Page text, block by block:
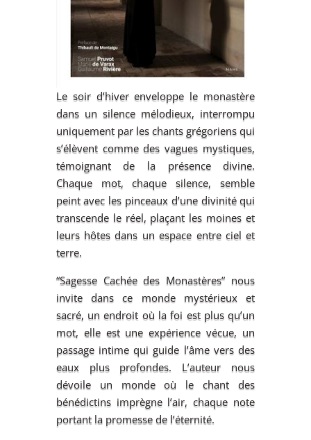
Le soir d’hiver enveloppe le monastère
dans un silence mélodieux, interrompu
uniquement par les chants grégoriens qui
s’élèvent comme des vagues mystiques,
témoignant de la présence divine.
Chaque mot, chaque silence, semble
peint avec les pinceaux d’une divinité qui
transcende le réel, plaçant les moines et
leurs hôtes dans un espace entre ciel et
terre.
“Sagesse Cachée des Monastères” nous
invite dans ce monde mystérieux et
sacré, un endroit où la foi est plus qu’un
mot, elle est une expérience vécue, un
passage intime qui guide l’âme vers des
eaux plus profondes. L’auteur nous
dévoile un monde où le chant des
bénédictins imprègne l’air, chaque note
portant la promesse de l’éternité.